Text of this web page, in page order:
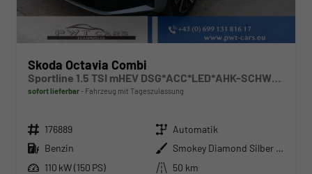
Skoda Octavia Combi
Sportline 1.5 TSI mHEV DSG*ACC*LED*AHK-SCHWENKBAR*NAVI*PDC*KAMERA
sofort lieferbar Fahrzeug mit Tageszulassung
Fahrzeugnr. 176889 Getriebe Automatik
Kraftstoff Benzin Außenfarbe
Smokey Diamond Silber Metallic
Leistung 110 kW (150 PS) Kilometerstand
50 km